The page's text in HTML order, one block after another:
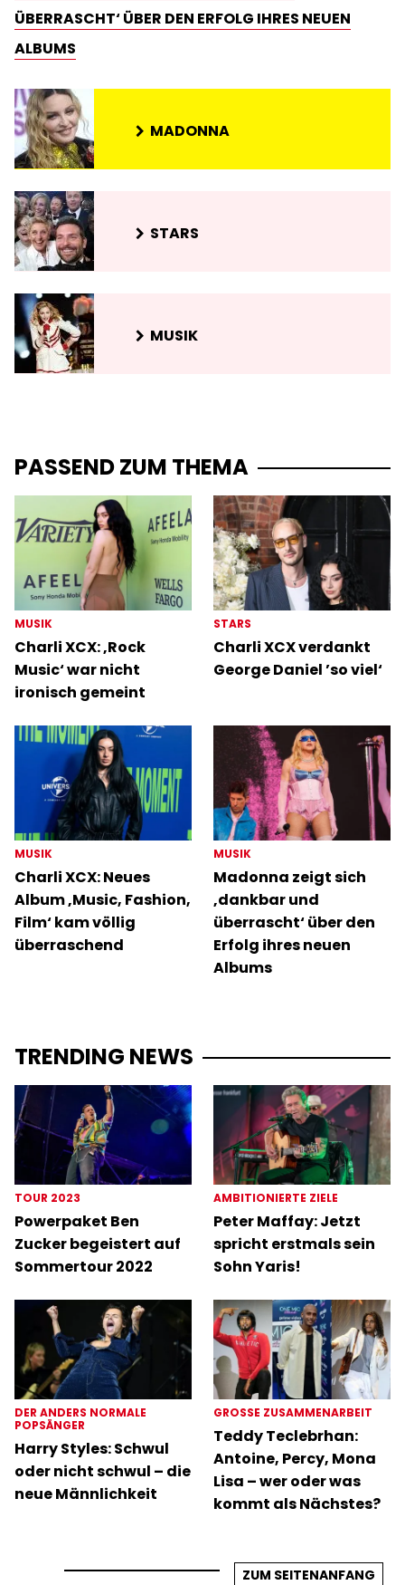
ÜBERRASCHT‘ ÜBER DEN ERFOLG IHRES NEUEN
ALBUMS
MADONNA
STARS
MUSIK
PASSEND ZUM THEMA
MUSIK
Charli XCX: ‚Rock
Music‘ war nicht
ironisch gemeint
STARS
Charli XCX verdankt
George Daniel ’so viel‘
MUSIK
Charli XCX: Neues
Album ‚Music, Fashion,
Film‘ kam völlig
überraschend
MUSIK
Madonna zeigt sich
‚dankbar und
überrascht‘ über den
Erfolg ihres neuen
Albums
TRENDING NEWS
TOUR 2023
Powerpaket Ben
Zucker begeistert auf
Sommertour 2022
AMBITIONIERTE ZIELE
Peter Maffay: Jetzt
spricht erstmals sein
Sohn Yaris!
DER ANDERS NORMALE
POPSÄNGER
Harry Styles: Schwul
oder nicht schwul – die
neue Männlichkeit
GROSSE ZUSAMMENARBEIT
Teddy Teclebrhan:
Antoine, Percy, Mona
Lisa – wer oder was
kommt als Nächstes?
ZUM SEITENANFANG